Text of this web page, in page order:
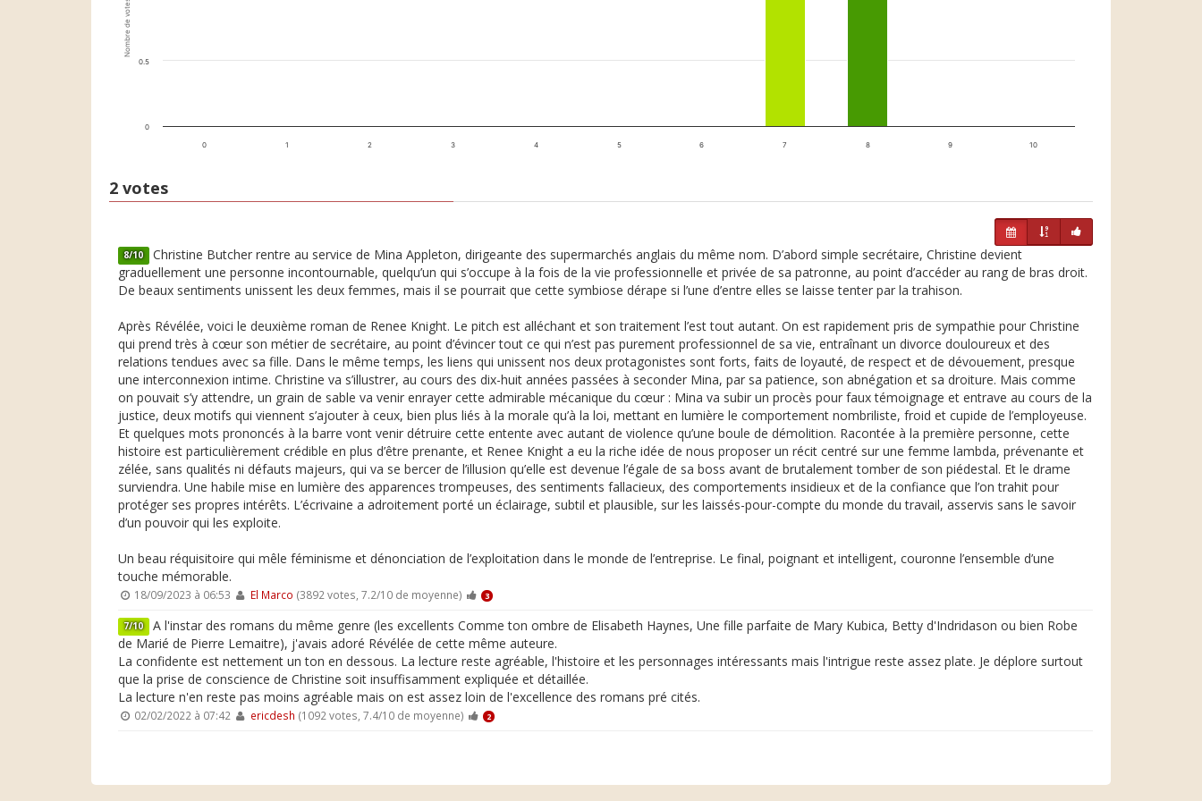
Nombre de votes
0 1 2 3 4 5 6 7 8 9 10
0
0.5
2 votes
8/10 Christine Butcher rentre au service de Mina Appleton, dirigeante des supermarchés anglais du même nom. D’abord simple secrétaire, Christine devient
graduellement une personne incontournable, quelqu’un qui s’occupe à la fois de la vie professionnelle et privée de sa patronne, au point d’accéder au rang de bras droit.
De beaux sentiments unissent les deux femmes, mais il se pourrait que cette symbiose dérape si l’une d’entre elles se laisse tenter par la trahison.
Après Révélée, voici le deuxième roman de Renee Knight. Le pitch est alléchant et son traitement l’est tout autant. On est rapidement pris de sympathie pour Christine
qui prend très à cœur son métier de secrétaire, au point d’évincer tout ce qui n’est pas purement professionnel de sa vie, entraînant un divorce douloureux et des
relations tendues avec sa fille. Dans le même temps, les liens qui unissent nos deux protagonistes sont forts, faits de loyauté, de respect et de dévouement, presque
une interconnexion intime. Christine va s’illustrer, au cours des dix-huit années passées à seconder Mina, par sa patience, son abnégation et sa droiture. Mais comme
on pouvait s’y attendre, un grain de sable va venir enrayer cette admirable mécanique du cœur : Mina va subir un procès pour faux témoignage et entrave au cours de la
justice, deux motifs qui viennent s’ajouter à ceux, bien plus liés à la morale qu’à la loi, mettant en lumière le comportement nombriliste, froid et cupide de l’employeuse.
Et quelques mots prononcés à la barre vont venir détruire cette entente avec autant de violence qu’une boule de démolition. Racontée à la première personne, cette
histoire est particulièrement crédible en plus d’être prenante, et Renee Knight a eu la riche idée de nous proposer un récit centré sur une femme lambda, prévenante et
zélée, sans qualités ni défauts majeurs, qui va se bercer de l’illusion qu’elle est devenue l’égale de sa boss avant de brutalement tomber de son piédestal. Et le drame
surviendra. Une habile mise en lumière des apparences trompeuses, des sentiments fallacieux, des comportements insidieux et de la confiance que l’on trahit pour
protéger ses propres intérêts. L’écrivaine a adroitement porté un éclairage, subtil et plausible, sur les laissés-pour-compte du monde du travail, asservis sans le savoir
d’un pouvoir qui les exploite.
Un beau réquisitoire qui mêle féminisme et dénonciation de l’exploitation dans le monde de l’entreprise. Le final, poignant et intelligent, couronne l’ensemble d’une
touche mémorable.
18/09/2023 à 06:53 El Marco (3892 votes, 7.2/10 de moyenne) 3
7/10 A l'instar des romans du même genre (les excellents Comme ton ombre de Elisabeth Haynes, Une fille parfaite de Mary Kubica, Betty d'Indridason ou bien Robe
de Marié de Pierre Lemaitre), j'avais adoré Révélée de cette même auteure.
La confidente est nettement un ton en dessous. La lecture reste agréable, l'histoire et les personnages intéressants mais l'intrigue reste assez plate. Je déplore surtout
que la prise de conscience de Christine soit insuffisamment expliquée et détaillée.
La lecture n'en reste pas moins agréable mais on est assez loin de l'excellence des romans pré cités.
02/02/2022 à 07:42 ericdesh (1092 votes, 7.4/10 de moyenne) 2